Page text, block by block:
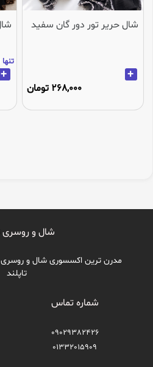
شال حریر تور دور گان سفید
+
268,000 تومان
تنها 9عدد در انبار باقی مانده
+
شال و روسری
مدرن ترین اکسسوری شال و
تاپلند
شماره تماس
09029382426
01332015909